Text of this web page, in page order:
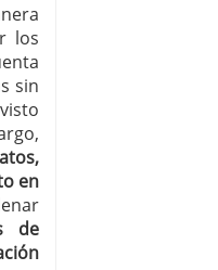
los
sin
en
de